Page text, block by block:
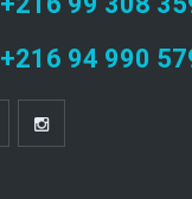
+216 94 990